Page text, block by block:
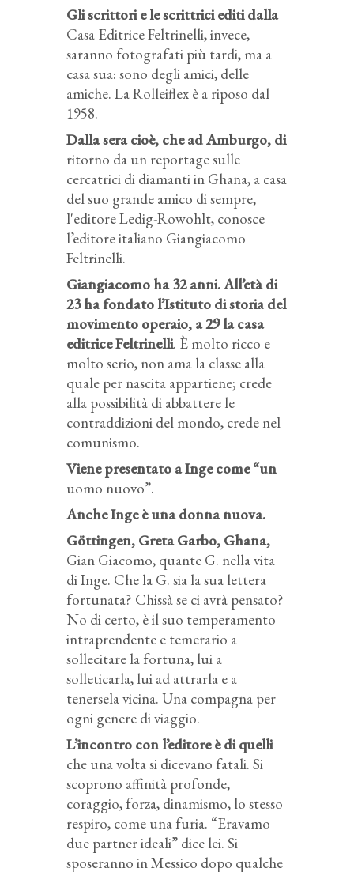
Gli scrittori e le scrittrici editi dalla
Casa Editrice Feltrinelli, invece,
saranno fotografati più tardi, ma a
casa sua: sono degli amici, delle
amiche. La Rolleiflex è a riposo dal
1958.
Dalla sera cioè, che ad Amburgo, di
ritorno da un reportage sulle
cercatrici di diamanti in Ghana, a casa
del suo grande amico di sempre,
l'editore Ledig-Rowohlt, conosce
l’editore italiano Giangiacomo
Feltrinelli.
Giangiacomo ha 32 anni. All’età di
23 ha fondato l’Istituto di storia del
movimento operaio, a 29 la casa
editrice Feltrinelli. È molto ricco e
molto serio, non ama la classe alla
quale per nascita appartiene; crede
alla possibilità di abbattere le
contraddizioni del mondo, crede nel
comunismo.
Viene presentato a Inge come “un
uomo nuovo”.
Anche Inge è una donna nuova.
Göttingen, Greta Garbo, Ghana,
Gian Giacomo, quante G. nella vita
di Inge. Che la G. sia la sua lettera
fortunata? Chissà se ci avrà pensato?
No di certo, è il suo temperamento
intraprendente e temerario a
sollecitare la fortuna, lui a
solleticarla, lui ad attrarla e a
tenersela vicina. Una compagna per
ogni genere di viaggio.
L’incontro con l’editore è di quelli
che una volta si dicevano fatali. Si
scoprono affinità profonde,
coraggio, forza, dinamismo, lo stesso
respiro, come una furia. “Eravamo
due partner ideali” dice lei. Si
sposeranno in Messico dopo qualche